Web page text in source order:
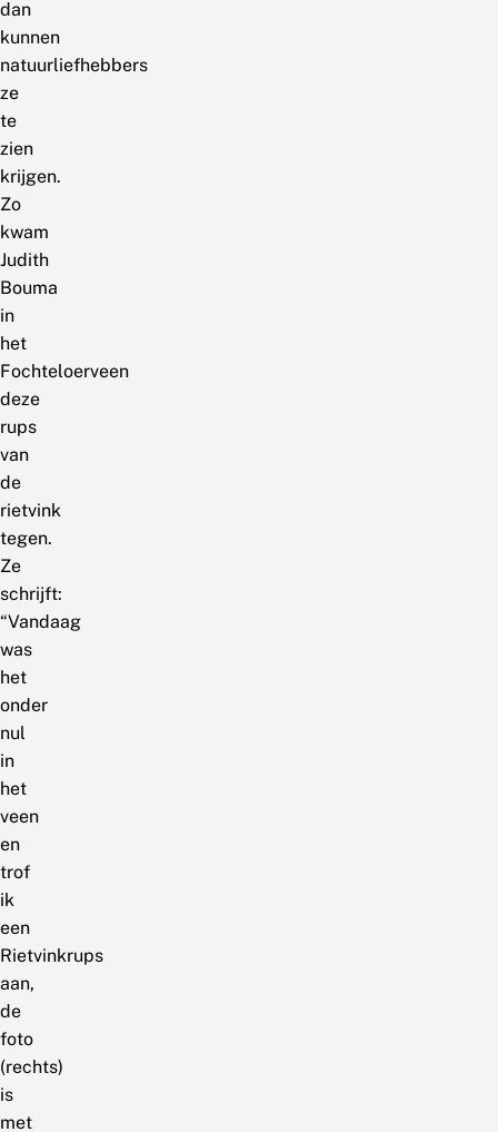
dan
kunnen
natuurliefhebbers
ze
te
zien
krijgen.
Zo
kwam
Judith
Bouma
in
het
Fochteloerveen
deze
rups
van
de
rietvink
tegen.
Ze
schrijft:
“Vandaag
was
het
onder
nul
in
het
veen
en
trof
ik
een
Rietvinkrups
aan,
de
foto
(rechts)
is
met